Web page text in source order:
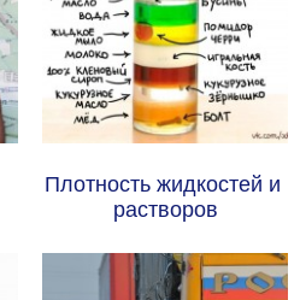
Плотность жидкостей и
растворов